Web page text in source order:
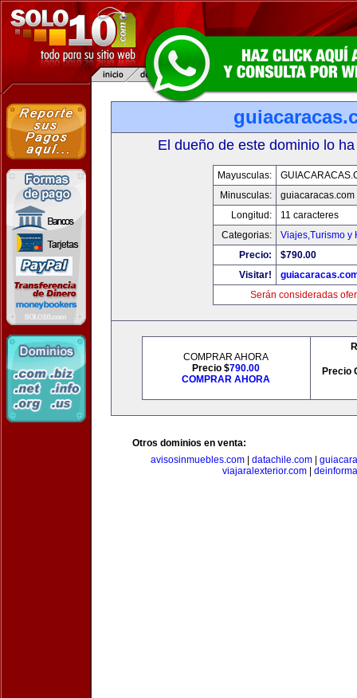
El dueño de este dominio lo
Mayusculas:
Minusculas:
guiacaracas.com
Longitud:
11 caracteres
Categorias:
Viajes,Turismo y
Precio:
$790.00
Visitar!
Serán consideradas
COMPRAR AHORA
Precio $790.00
COMPRAR AHORA
Precio
Otros dominios en venta:
avisosinmuebles.com
datachile.com
viajaralexterior.com|